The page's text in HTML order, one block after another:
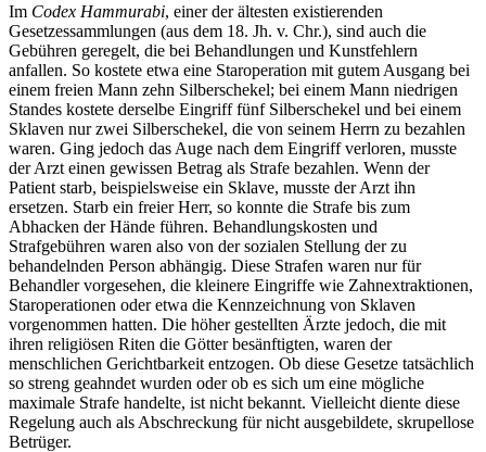
Im Codex Hammurabi, einer der ältesten existierenden
Gesetzessammlungen (aus dem 18. Jh. v. Chr.), sind auch die
Gebühren geregelt, die bei Behandlungen und Kunstfehlern
anfallen. So kostete etwa eine Staroperation mit gutem Ausgang bei
einem freien Mann zehn Silberschekel; bei einem Mann niedrigen
Standes kostete derselbe Eingriff fünf Silberschekel und bei einem
Sklaven nur zwei Silberschekel, die von seinem Herrn zu bezahlen
waren. Ging jedoch das Auge nach dem Eingriff verloren, musste
der Arzt einen gewissen Betrag als Strafe bezahlen. Wenn der
Patient starb, beispielsweise ein Sklave, musste der Arzt ihn
ersetzen. Starb ein freier Herr, so konnte die Strafe bis zum
Abhacken der Hände führen. Behandlungskosten und
Strafgebühren waren also von der sozialen Stellung der zu
behandelnden Person abhängig. Diese Strafen waren nur für
Behandler vorgesehen, die kleinere Eingriffe wie Zahnextraktionen,
Staroperationen oder etwa die Kennzeichnung von Sklaven
vorgenommen hatten. Die höher gestellten Ärzte jedoch, die mit
ihren religiösen Riten die Götter besänftigten, waren der
menschlichen Gerichtbarkeit entzogen. Ob diese Gesetze tatsächlich
so streng geahndet wurden oderob es sich um eine mögliche
maximale Strafe handelte, ist nicht bekannt. Vielleicht diente diese
Regelung auch als Abschreckung für nicht ausgebildete, skrupellose
Betrüger.